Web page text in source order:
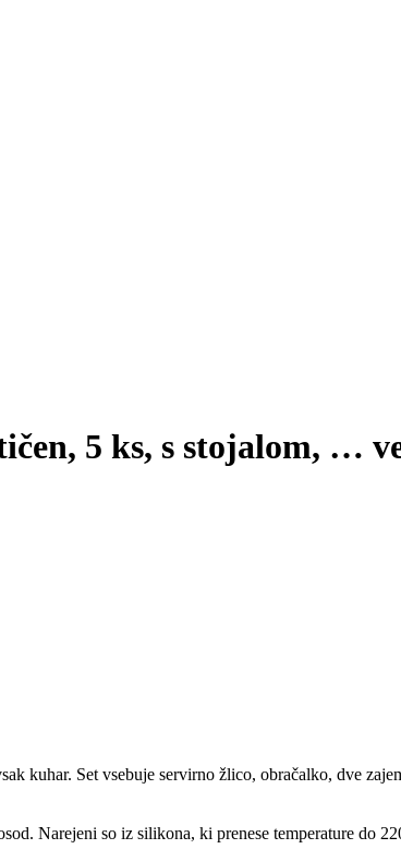
5 ks, s stojalom, …
kuhar. Set vsebuje servirno žlico, obračalko, dve
Narejeni so iz silikona, ki prenese temperature do